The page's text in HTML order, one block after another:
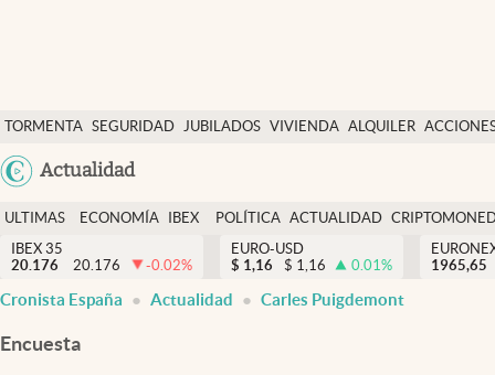
TORMENTA SEGURIDAD JUBILADOS VIVIENDA ALQUILER
USA
Actualidad
Economía y finanzas
Política
Actualidad
Criptomonedas
España
ULTIMAS
NOTICIAS
ECONOMÍA
FINANZAS
IBEX
EURO
POLÍTICA ACTUALIDAD
IBEX 35
20.176
20.176 -0.02%
EURO-USD
$ 1,16 $ 1,16 0.01%
1965,65
Cronista España Actualidad Carles Puigdemont
Encuesta